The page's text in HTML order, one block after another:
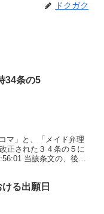
ドクガク
34条の5
マ」と、「メイド弁理
正された３４条の５に
当該条文の、後段
る出願日